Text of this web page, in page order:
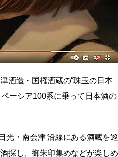
酒造・国権酒蔵の“珠玉の日本
ーシア100系に乗って日本酒の
光・南会津 沿線にある酒蔵を巡
探し、御朱印集めなどが楽しめ